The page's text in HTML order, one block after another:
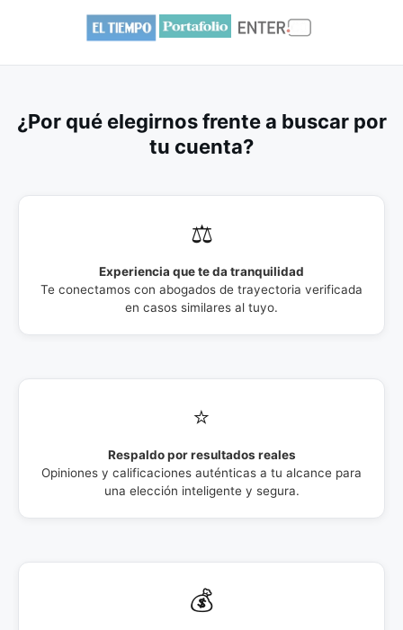
¿Por qué elegirnos frente a buscar por
tu cuenta?
⚖️
Experiencia que te da tranquilidad
Te conectamos con abogados de trayectoria verificada
en casos similares al tuyo.
⭐
Respaldo por resultados reales
Opiniones y calificaciones auténticas a tu alcance para
una elección inteligente y segura.
💰